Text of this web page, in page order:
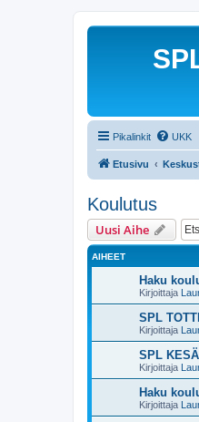
Pikalinkit UKK
Etusivu
Koulutus
Uusi Aihe
AIHEET
Haku
Kirjoittaja
SPL
Kirjoittaja
SPL
Kirjoittaja
Haku
Kirjoittaja